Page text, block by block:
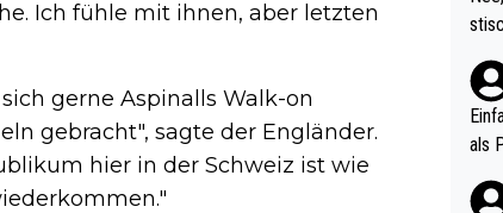
Ich fühle mit ihnen, aber letzten
gerne Aspinalls Walk-on
gebracht", sagte der Engländer.
hier in der Schweiz ist wie
(in
als
nes
ttler
vV
als